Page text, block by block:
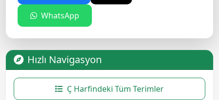
WhatsApp
Hızlı Navigasyon
Ç Harfindeki Tüm Terimler